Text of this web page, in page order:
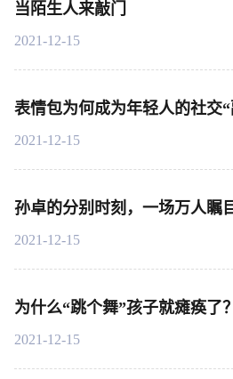
当陌生人来敲门
2021-12-15
表情包为何成为年轻人的社交
2021-12-15
孙卓的分别时刻，一场万人瞩
2021-12-15
为什么“跳个舞”孩子就瘫痪了
2021-12-15